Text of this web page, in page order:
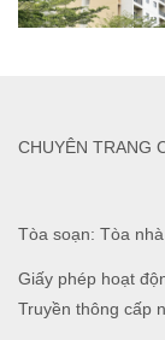
Tòa soạn: Tòa
Giấy phép hoạt
Truyền thông cấp
CHUYÊN TRANG